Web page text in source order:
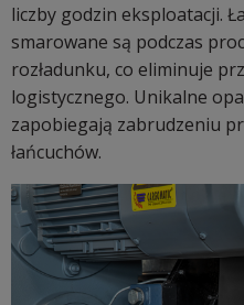
liczby godzin eksploatacji.
smarowane są podczas
rozładunku, co eliminuje
logistycznego. Unikalne
zapobiegają zabrudzeniu
łańcuchów.